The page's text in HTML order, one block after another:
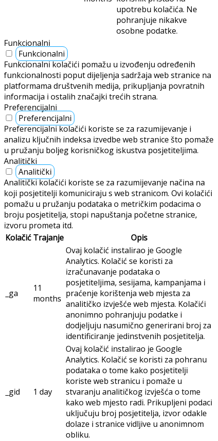
upotrebu kolačića. Ne
pohranjuje nikakve
osobne podatke.
Funkcionalni
Funkcionalni
Funkcionalni kolačići pomažu u izvođenju određenih
funkcionalnosti poput dijeljenja sadržaja web stranice na
platformama društvenih medija, prikupljanja povratnih
informacija i ostalih značajki trećih strana.
Preferencijalni
Preferencijalni
Preferencijalni kolačići koriste se za razumijevanje i
analizu ključnih indeksa izvedbe web stranice što pomaže
u pružanju boljeg korisničkog iskustva posjetiteljima.
Analitički
Analitički
Analitički kolačići koriste se za razumijevanje načina na
koji posjetitelji komuniciraju s web stranicom. Ovi kolačići
pomažu u pružanju podataka o metričkim podacima o
broju posjetitelja, stopi napuštanja početne stranice,
izvoru prometa itd.
Kolačić Trajanje Opis
_ga
11
months
Ovaj kolačić instalirao je Google
Analytics. Kolačić se koristi za
izračunavanje podataka o
posjetiteljima, sesijama, kampanjama i
praćenje korištenja web mjesta za
analitičko izvješće web mjesta. Kolačići
anonimno pohranjuju podatke i
dodjeljuju nasumično generirani broj za
identificiranje jedinstvenih posjetitelja.
_gid 1 day
Ovaj kolačić instalirao je Google
Analytics. Kolačić se koristi za pohranu
podataka o tome kako posjetitelji
koriste web stranicu i pomaže u
stvaranju analitičkog izvješća o tome
kako web mjesto radi. Prikupljeni podaci
uključuju broj posjetitelja, izvor odakle
dolaze i stranice vidljive u anonimnom
obliku.